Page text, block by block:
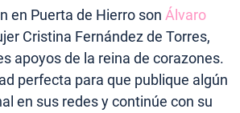
en Puerta de Hierro son Álvaro
Cristina Fernández de Torres,
apoyos de la reina de corazones.
perfecta para que publique algún
en sus redes y continúe con su